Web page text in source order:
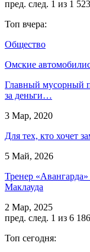
пред. след. 1 из 1 523
Топ вчера:
Общество
Омские
Главный мусорный
за деньги…
3 Мар, 2020
Для тех, кто хочет
5 Май, 2026
Тренер
Маклауда
2 Мар, 2025
пред. след. 1 из 6 186
Топ сегодня: